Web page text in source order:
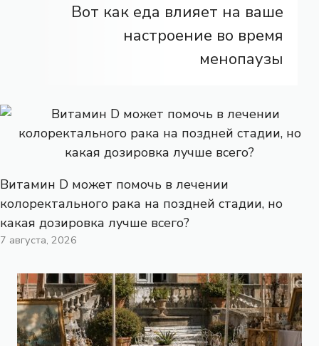
Вот как еда влияет на ваше
настроение во время
менопаузы
Витамин D может помочь в лечении
колоректального рака на поздней стадии, но
какая дозировка лучше всего?
7 августа, 2026